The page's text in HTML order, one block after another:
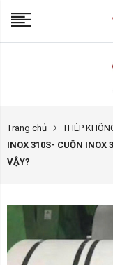
Trang chủ THÉP
INOX 310S- CUỘN INOX
VẬY?